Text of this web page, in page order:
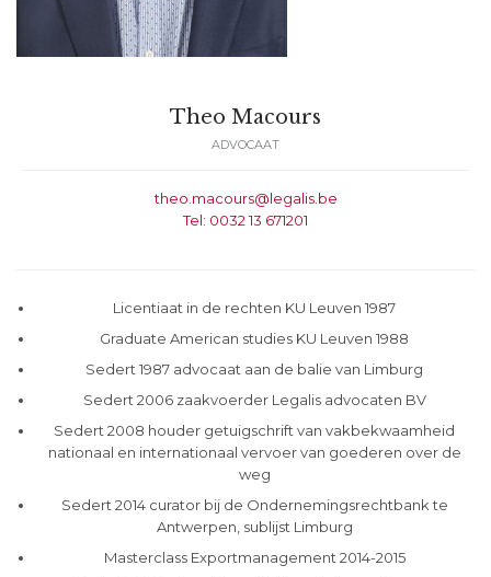
Theo Macours
ADVOCAAT
theo.macours@legalis.be
Tel: 0032 13 671201
Licentiaat in de rechten KU Leuven 1987
Graduate American studies KU Leuven 1988
Sedert 1987 advocaat aan de balie van Limburg
Sedert 2006 zaakvoerder Legalis advocaten BV
Sedert 2008 houder getuigschrift van vakbekwaamheid
nationaal en internationaal vervoer van goederen over de
weg
Sedert 2014 curator bij de Ondernemingsrechtbank te
Antwerpen, sublijst Limburg
Masterclass Exportmanagement 2014-2015